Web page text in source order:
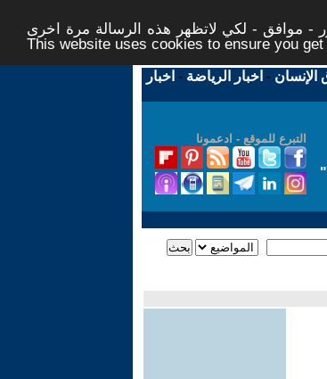
- موافق - لكي لاتظهر هذه الرسالة مرة اخرى -
This website uses cookies to ensure you
الإنسان - اخبار الرياضة - اخبار
التبرع للموقع - ادعمونا
"